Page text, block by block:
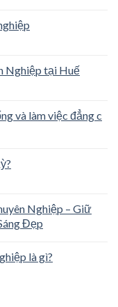
Nghiệp tại Huế
và làm việc đẳng c
Nghiệp – Giữ
Đẹp
là gì?